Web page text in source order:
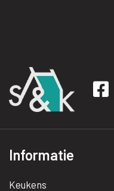
Informatie
Keukens